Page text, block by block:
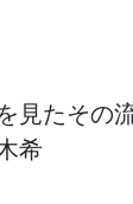
見たその
希